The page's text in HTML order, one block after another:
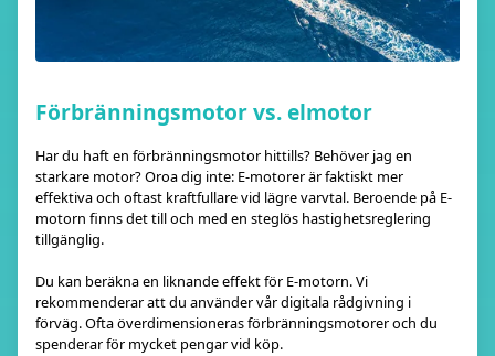
Förbränningsmotor vs. elmotor
Har du haft en förbränningsmotor hittills? Behöver jag en
starkare motor? Oroa dig inte: E-motorer är faktiskt mer
effektiva och oftast kraftfullare vid lägre varvtal. Beroende på E-
motorn finns det till och med en steglös hastighetsreglering
tillgänglig.
Du kan beräkna en liknande effekt för E-motorn. Vi
rekommenderar att du använder vår digitala rådgivning i
förväg. Ofta överdimensioneras förbränningsmotorer och du
spenderar för mycket pengar vid köp.